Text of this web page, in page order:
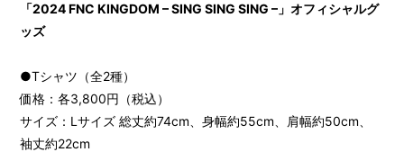
「2024 FNC KINGDOM – SING SING SING –」オフィシャルグ
ッズ
●Tシャツ（全2種）
価格：各3,800円（税込）
サイズ：Lサイズ 総丈約74cm、身幅約55cm、肩幅約50cm、
袖丈約22cm